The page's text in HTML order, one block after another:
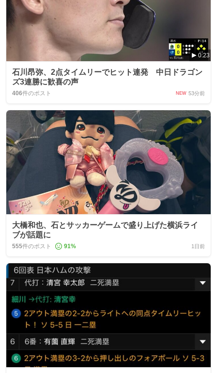
0:23
石川昂弥、2点タイムリーでヒット連発 中日ドラゴン
ズ3連勝に歓喜の声
406件のポスト NEW 53分前
大橋和也、石とサッカーゲームで盛り上げた横浜ライ
ブが話題に
555件のポスト 91% 1日前